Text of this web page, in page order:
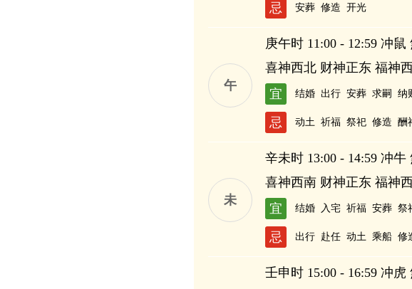
忌 安葬 修造 开光
午
庚午时 11:00 - 12:59 冲鼠
喜神西北 财神正东 福神
宜
结婚 出行 安葬 求嗣 纳
忌 动土 祈福 祭祀 修造 酬
未
辛未时 13:00 - 14:59 冲牛
喜神西南 财神正东 福神
宜
结婚 入宅 祈福 安葬 祭
忌 出行 赴任 动土 乘船 修
壬申时 15:00 - 16:59 冲虎